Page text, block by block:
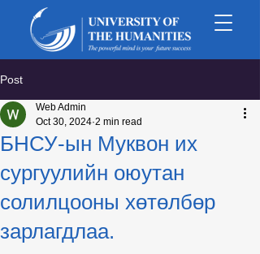
Post
БНСУ-ын Муквон их
сургуулийн оюутан
солилцооны хөтөлбөр
зарлагдлаа.
Web Admin
Oct 30, 2024 2 min read